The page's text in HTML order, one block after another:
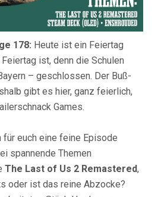
178: Heute ist ein Feiertag
ist, denn die Schulen
– geschlossen. Der Buß-
gibt es hier, ganz feierlich,
Games.
für euch eine feine Episode
spannende Themen
The Last of Us 2 Remastered,
oder ist das reine Abzocke?